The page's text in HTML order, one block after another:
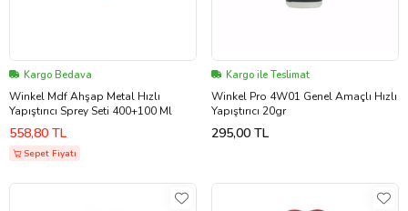
Kargo Bedava
Winkel Mdf Ahşap Metal Hızlı
Yapıştırıcı Sprey Seti 400+100 Ml
558,80 TL
Sepet Fiyatı
Kargo ile Teslimat
Winkel Pro 4W01 Genel Amaçlı Hızlı
Yapıştırıcı 20gr
295,00 TL